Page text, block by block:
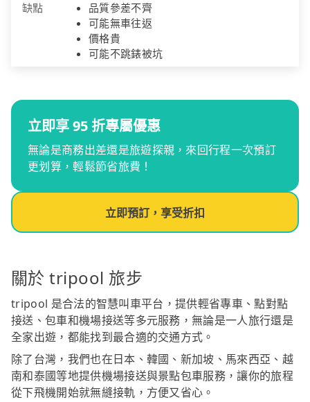
缺點
品質參差不齊
可能無車往返
價格貴
可能不跳錶被坑
立即享 95 折專屬優惠
無論是商務出差還是旅遊探親，來回行程一次預訂
更划算，輕鬆節省旅費！
立即預訂，享受折扣
關於 tripool 旅步
tripool 是合法的智慧叫車平台，提供輕省專車、點對點
接送、包車和機場接送等多元服務，無論是一人旅行還是
全家出遊，都能找到最合適的交通方式。
除了台灣，我們也在日本、韓國、新加坡、馬來西亞、越
南和泰國等地提供機場接送與景點包車服務，讓你的旅程
從下飛機開始就無縫接軌，方便又省心。